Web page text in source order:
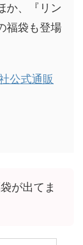
か、『リン
福袋も登場
公式通販
が出てま